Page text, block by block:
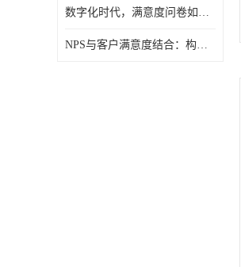
数字化时代，满意度问卷如何与时俱进
NPS与客户满意度结合：构建更完整的忠诚度调查预测模型